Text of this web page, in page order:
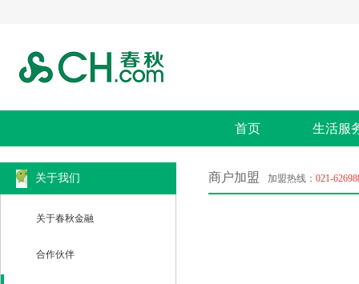
首页 生活服
关于我们
关于春秋金融
合作伙伴
商户加盟 加盟热线： 021-